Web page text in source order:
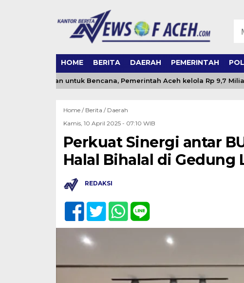
HOME BERITA DAERAH PEMERINTAH
Kementan untuk Bencana, Pemerintah Aceh kelola Rp 9,7 Miliar
Home / Berita / Daerah
Kamis, 10 April 2025 - 07:10 WIB
Perkuat Sinergi antar
Halal Bihalal di Gedung
REDAKSI